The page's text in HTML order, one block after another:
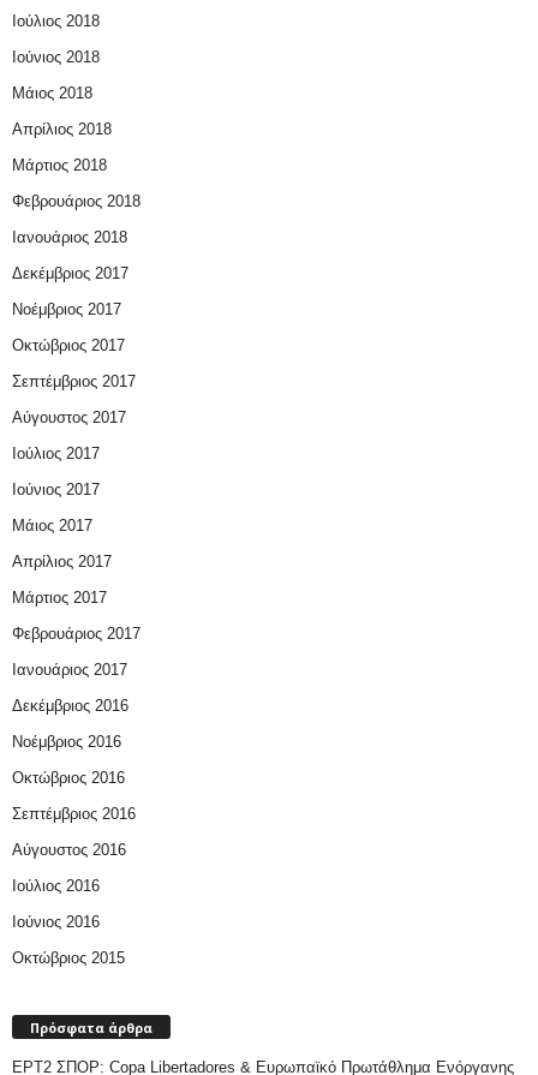
Ιούλιος 2018
Ιούνιος 2018
Μάιος 2018
Απρίλιος 2018
Μάρτιος 2018
Φεβρουάριος 2018
Ιανουάριος 2018
Δεκέμβριος 2017
Νοέμβριος 2017
Οκτώβριος 2017
Σεπτέμβριος 2017
Αύγουστος 2017
Ιούλιος 2017
Ιούνιος 2017
Μάιος 2017
Απρίλιος 2017
Μάρτιος 2017
Φεβρουάριος 2017
Ιανουάριος 2017
Δεκέμβριος 2016
Νοέμβριος 2016
Οκτώβριος 2016
Σεπτέμβριος 2016
Αύγουστος 2016
Ιούλιος 2016
Ιούνιος 2016
Οκτώβριος 2015
Πρόσφατα άρθρα
ΕΡΤ2 ΣΠΟΡ: Copa Libertadores & Ευρωπαϊκό Πρωτάθλημα Ενόργανης